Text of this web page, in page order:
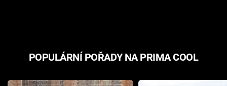
POPULÁRNÍ POŘADY NA PRIMA COOL